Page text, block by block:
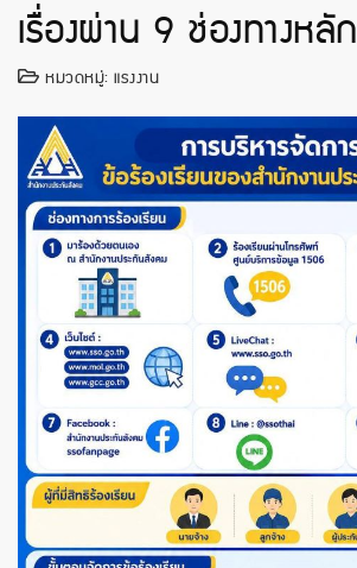
เรื่องผ่าน 9 ช่องทางหลัก
หมวดหมู่: แรงงาน